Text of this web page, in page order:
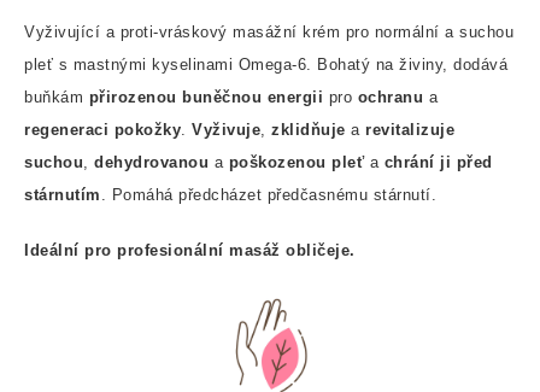
Vyživující a proti-vráskový masážní krém pro normální a suchou
pleť s mastnými kyselinami Omega-6. Bohatý na živiny, dodává
buňkám přirozenou buněčnou energii pro ochranu a
regeneraci pokožky. Vyživuje, zklidňuje a revitalizuje
suchou, dehydrovanou a poškozenou pleťa chrání ji před
stárnutím . Pomáhá předcházet předčasnému stárnutí.
Ideální pro profesionální masáž obličeje.